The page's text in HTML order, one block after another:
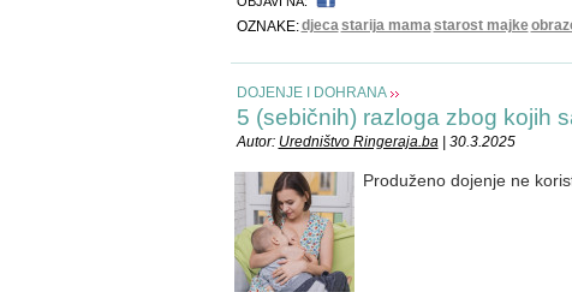
OZNAKE:djecastarija mamastarost majke
DOJENJE I DOHRANA
5 (sebičnih) razloga zbog kojih
Autor: Uredništvo Ringeraja.ba| 30.3.2025
Produženo dojenje ne